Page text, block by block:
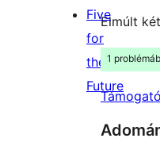
Elmúlt
1
Five
for
the
Future